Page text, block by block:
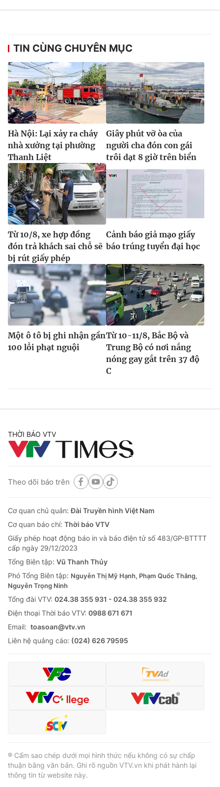
Cơ quan báo chí:
Thời báo VTV
Giấy phép hoạt động báo in và báo điện tử số 483/GP-BTTTT
cấp ngày 29/12/2023
Tổng Biên tập:Vũ Thanh Thủy
Phó Tổng Biên tập:Nguyễn Thị Mỹ Hạnh, Phạm Quốc Thắng,
Nguyễn Trọng Ninh
Tổng đài VTV:024.38 355 931 - 024.38 355 932
Ðiện thoại Thời báo VTV:024.66 897 897
Email:toasoan@vtv.vn
Liên hệ quảng cáo:
024-7300.7108
® Cấm sao chép dưới mọi hình thức nếu không có sự chấp
thuận bằng văn bản. Ghi rõ nguồn VTV.vn khi phát hành lại
thông tin từ website này.
TIN CÙNG CHUYÊN MỤC
Hà Nội: Lại xảy ra cháy
nhà xưởng tại phường
Thanh Liệt
Giây phút vỡ òa của
người cha đón con gái
trôi dạt 8 giờ trên biển
Từ 10/8, xe hợp đồng
đón trả khách sai chỗ sẽ
bị rút giấy phép
Cảnh báo giả mạo giấy
báo trúng tuyển đại học
Một ô tô bị ghi nhận gần
100 lỗi phạt nguội
Từ 10-11/8, Bắc Bộ và
Trung Bộ có nơi nắng
nóng gay gắt trên 37 độ
C
THỜI BÁO VTV
Theo dõi báo trên
Cơ quan chủ quản:Đài Truyền hình Việt Nam
Cơ quan báo chí: Thời báo VTV
Giấy phép hoạt động báo in và báo điện tử số 483/GP-BTTTT
cấp ngày 29/12/2023
Tổng Biên tập: Vũ Thanh Thủy
Phó Tổng Biên tập: Nguyễn Thị Mỹ Hạnh, Phạm Quốc Thắng,
Nguyễn Trọng Ninh
Tổng đài VTV: 024.38 355 931 - 024.38 355 932
Ðiện thoại Thời báo VTV: 0988 671 671
Email: toasoan@vtv.vn
Liên hệ quảng cáo: (024) 626 79595
® Cấm sao chép dưới mọi hình thức nếu không có sự chấp
thuận bằng văn bản. Ghi rõ nguồn VTV.vn khi phát hành lại
thông tin từ website này.